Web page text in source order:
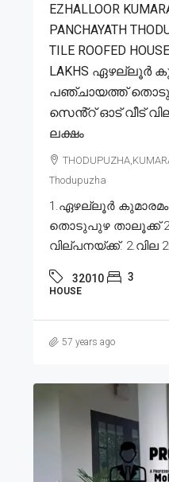
EZHALLOOR
PANCHAYATH
TILE ROOFED
LAKHS ഏഴല്ലൂർ
പഞ്ചായത്ത്
സെൻ്റ് ഓട് വീട്
ലക്ഷം
Thodupuzha
1.ഏഴല്ലൂർ
തൊടുപുഴ താലൂക്ക്
വില്പനയ്ക്ക്. 2.വില
32010 3
HOUSE
57 years ago